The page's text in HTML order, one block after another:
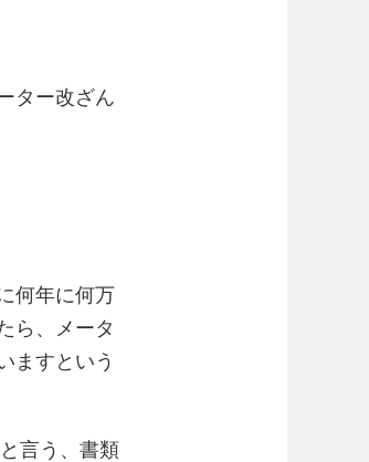
ター改ざん
何年に何万
ら、メータ
ますという
言う、書類